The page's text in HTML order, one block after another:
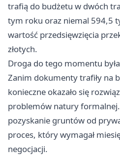
trafią do budżetu w dwóch
tym roku oraz niemal 594,5
wartość przedsięwzięcia
złotych.
Droga do tego momentu
Zanim dokumenty trafiły na
konieczne okazało się
problemów natury formalnej.
pozyskanie gruntów od
proces, który wymagał
negocjacji.